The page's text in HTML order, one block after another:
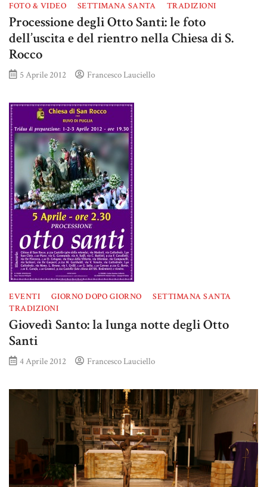
FOTO & VIDEO SETTIMANA SANTA TRADIZIONI
Processione degli Otto Santi: le foto
dell’uscita e del rientro nella Chiesa di S.
Rocco
5 Aprile 2012 Francesco Lauciello
EVENTI GIORNO DOPO GIORNO
SETTIMANA SANTA
TRADIZIONI
Giovedì Santo: la lunga notte degli Otto
Santi
4 Aprile 2012 Francesco Lauciello